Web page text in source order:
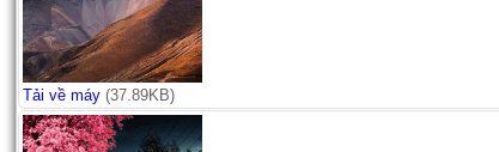
Tải về máy(37.89KB)